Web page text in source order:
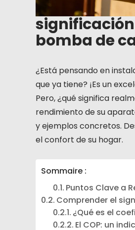
bomba de
¿Está pensando en
que ya tiene? ¡Es un
Pero, ¿qué significa
rendimiento de su
y ejemplos concretos.
el confort de su hogar.
Sommaire :
Puntos Clave a
Comprender el
¿Qué es el
El COP: un